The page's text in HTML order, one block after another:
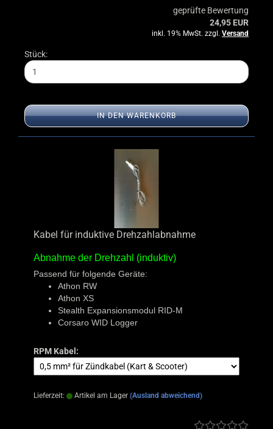
geprüfte Bewertung
24,95 EUR
inkl. 19% MwSt. zzgl. Versand
Stück:
IN DEN WARENKORB
Kabel für induktive Drehzahlabnahme
Abnahme der Drehzahl (induktiv)
Passend für folgende Geräte:
Athon RW
Athon XS
Stealth Expansionsmodul RID-M
Corsaro WID Logger
RPM Kabel:
Lieferzeit: Artikel am Lager (Ausland abweichend)